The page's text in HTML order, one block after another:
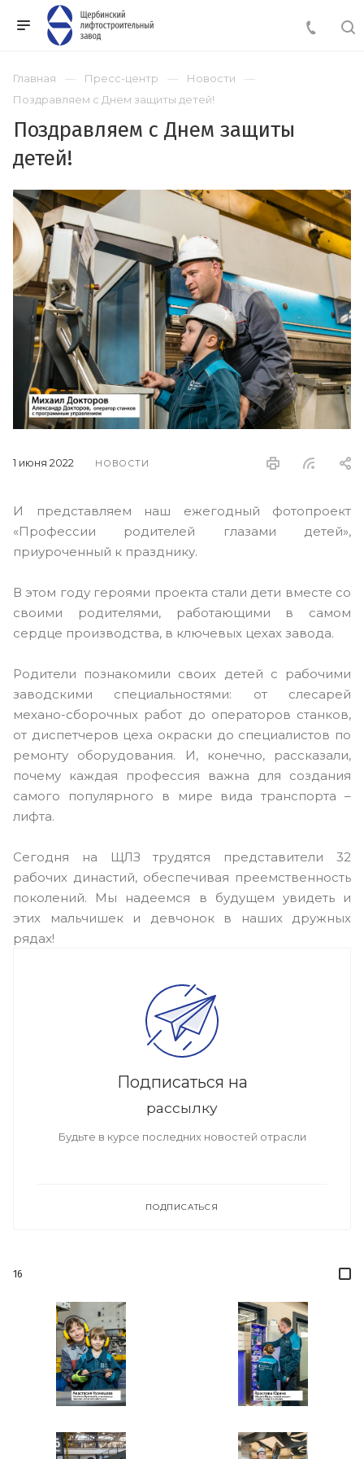
Главная Пресс-центр
Новости
Поздравляем с Днем защиты детей!
Поздравляем с Днем защиты
детей!
1 июня 2022 НОВОСТИ
И представляем наш ежегодный фотопроект
«Профессии родителей глазами детей»,
приуроченный к празднику.
В этом году героями проекта стали дети вместе со
своими родителями, работающими в самом
сердце производства, в ключевых цехах завода.
Родители познакомили своих детей с рабочими
заводскими специальностями: от слесарей
механо-сборочных работ до операторов станков,
от диспетчеров цеха окраски до специалистов по
ремонту оборудования. И, конечно, рассказали,
почему каждая профессия важна для создания
самого популярного в мире вида транспорта –
лифта.
Сегодня на ЩЛЗ трудятся представители 32
рабочих династий, обеспечивая преемственность
поколений. Мы надеемся в будущем увидеть и
этих мальчишек и девчонок в наших дружных
рядах!
Подписаться на
рассылку
Будьте в курсе последних новостей отрасли
ПОДПИСАТЬСЯ
16